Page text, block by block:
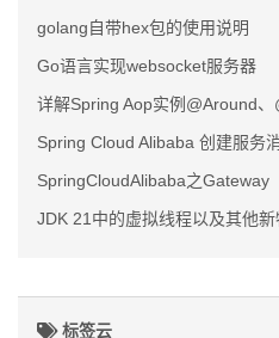
golang自带hex包的使用说明
Go语言实现websocket服务器
详解Spring Aop实例@Around
Spring Cloud Alibaba 创建服务
SpringCloudAlibaba之Gateway
JDK 21中的虚拟线程以及其他新
标签云